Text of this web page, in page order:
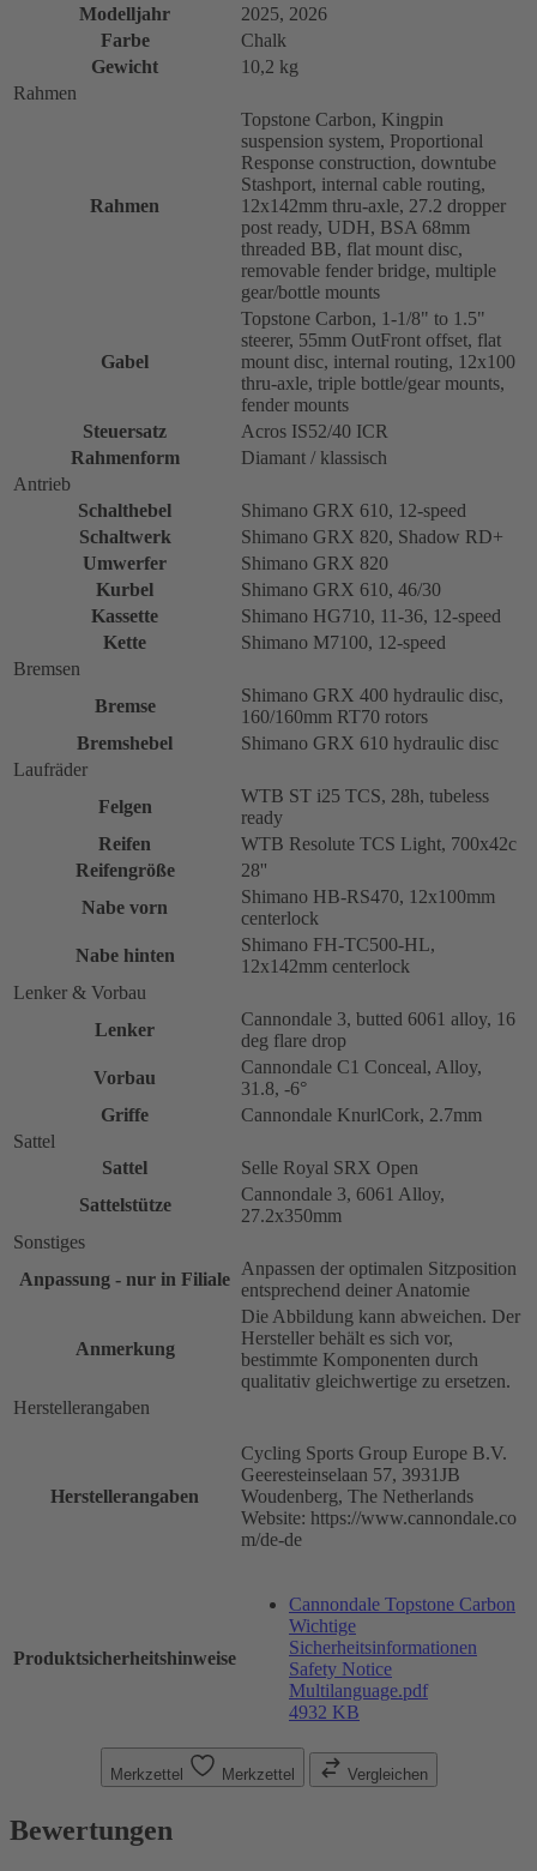
Modelljahr
2025, 2026
Farbe
Chalk
Gewicht
10,2 kg
Rahmen
Rahmen
Topstone Carbon, Kingpin
suspension system, Proportional
Response construction, downtube
Stashport, internal cable routing,
12x142mm thru-axle, 27.2 dropper
post ready, UDH, BSA 68mm
threaded BB, flat mount disc,
removable fender bridge, multiple
gear/bottle mounts
Gabel
Topstone Carbon, 1-1/8" to 1.5"
steerer, 55mm OutFront offset, flat
mount disc, internal routing, 12x100
thru-axle, triple bottle/gear mounts,
fender mounts
Steuersatz
Acros IS52/40 ICR
Rahmenform
Diamant / klassisch
Antrieb
Schalthebel
Shimano GRX 610, 12-speed
Schaltwerk
Shimano GRX 820, Shadow RD+
Umwerfer
Shimano GRX 820
Kurbel
Shimano GRX 610, 46/30
Kassette
Shimano HG710, 11-36, 12-speed
Kette
Shimano M7100, 12-speed
Bremsen
Bremse
Shimano GRX 400 hydraulic disc,
160/160mm RT70 rotors
Bremshebel
Shimano GRX 610 hydraulic disc
Laufräder
Felgen
WTB ST i25 TCS, 28h, tubeless
ready
Reifen
WTB Resolute TCS Light, 700x42c
Reifengröße
28''
Nabe vorn
Shimano HB-RS470, 12x100mm
centerlock
Nabe hinten
Shimano FH-TC500-HL,
12x142mm centerlock
Lenker & Vorbau
Lenker
Cannondale 3, butted 6061 alloy, 16
deg flare drop
Vorbau
Cannondale C1 Conceal, Alloy,
31.8, -6°
Griffe
Cannondale KnurlCork, 2.7mm
Sattel
Sattel
Selle Royal SRX Open
Sattelstütze
Cannondale 3, 6061 Alloy,
27.2x350mm
Sonstiges
Anpassung - nur in Filiale
Anpassen der optimalen Sitzposition
entsprechend deiner Anatomie
Anmerkung
Die Abbildung kann abweichen. Der
Hersteller behält es sich vor,
bestimmte Komponenten durch
qualitativ gleichwertige zu ersetzen.
Herstellerangaben
Herstellerangaben
Cycling Sports Group Europe B.V.
Geeresteinselaan 57, 3931JB
Woudenberg, The Netherlands
Website: https://www.cannondale.co
m/de-de
Produktsicherheitshinweise
Cannondale Topstone Carbon
Wichtige
Sicherheitsinformationen
Safety Notice
Multilanguage.pdf
4932 KB
Merkzettel Merkzettel Vergleichen
Bewertungen